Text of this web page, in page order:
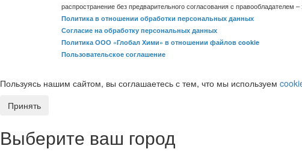
распространение без предварительного согласования с правообладателем
Политика в отношении обработки персональных данных
Согласие на обработку персональных данных
Политика ООО «Глобал Хими» в отношении файлов cookie
Пользовательское соглашение
Пользуясь нашим сайтом, вы соглашаетесь с тем, что мы используем
Принять
Выберите ваш город